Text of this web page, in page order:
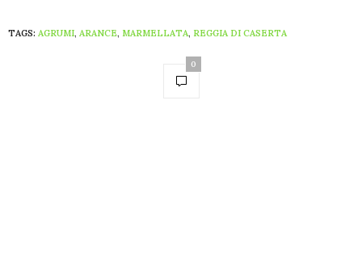
TAGS: AGRUMI, ARANCE, MARMELLATA, REGGIA DI CASERTA
0